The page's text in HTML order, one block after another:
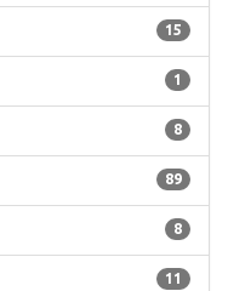
15
1
8
89
8
11